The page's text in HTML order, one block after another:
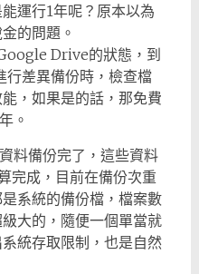
運行1年呢？原本以為
的問題。
Drive的狀態，到
行差異備份時，檢查檔
，如果是的話，那免費
。
料備份完了，這些資料
完成，目前在備份次重
系統的備份檔，檔案數
大的，隨便一個單當就
統存取限制，也是自然